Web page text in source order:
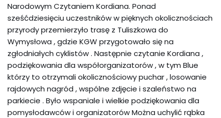
Narodowym Czytaniem Kordiana. Ponad
sześćdziesięciu uczestników w pięknych okolicznościach
przyrody przemierzyło trasę z Tuliszkowa do
Wymysłowa , gdzie KGW przygotowało się na
zgłodniałych cyklistów . Następnie czytanie Kordiana ,
podziękowania dla współorganizatorów , w tym Blue
którzy to otrzymali okolicznościowy puchar , losowanie
rajdowych nagród , wspólne zdjęcie i szaleństwo na
parkiecie . Było wspaniale i wielkie podziękowania dla
pomysłodawców i organizatorów Można uchylić rąbka